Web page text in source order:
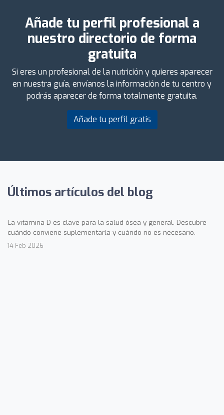
Añade tu perfil profesional a
nuestro directorio de forma
gratuita
Si eres un profesional de la nutrición y quieres aparecer
en nuestra guía, envíanos la información de tu centro y
podrás aparecer de forma totalmente gratuita.
Añade tu perfil gratis
Últimos artículos del blog
La vitamina D es clave para la salud ósea y general. Descubre
cuándo conviene suplementarla y cuándo no es necesario.
14 Feb 2026